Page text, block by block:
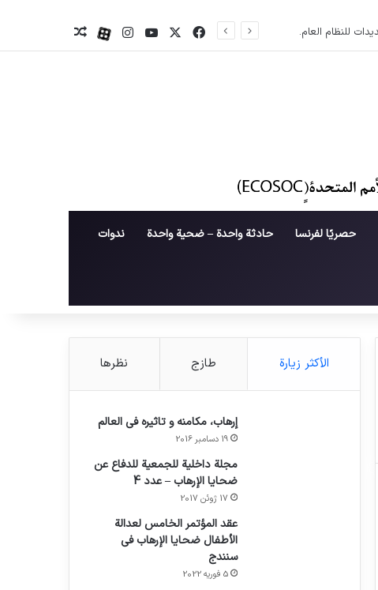
فیس بوکیوتیوباینستاگرام
آپاراتنوشته تصادفی
حصريًا لفرنسا حادثة واحدة – ضحية واحدة ندوات
الأكثر زيارة طازج نظرها
إرهاب، مكامنه و تاثيره في العالم
19 دسامبر 2016
مجلة داخلية للجمعية للدفاع عن
ضحايا الإرهاب – عدد 4
17 ژوئن 2017
عقد المؤتمر الخامس لعدالة
الأطفال ضحايا الإرهاب في
سنندج
5 فوریه 2022